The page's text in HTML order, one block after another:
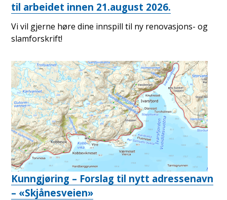
til arbeidet innen 21.august 2026.
Vi vil gjerne høre dine innspill til ny renovasjons- og
slamforskrift!
Kunngjøring – Forslag til nytt adressenavn
– «Skjånesveien»